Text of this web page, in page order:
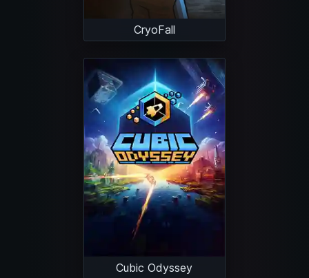
CryoFall
Cubic Odyssey